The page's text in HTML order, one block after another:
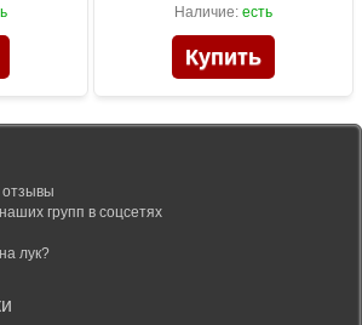
Наличие: есть
групп в соцсетях
лук?